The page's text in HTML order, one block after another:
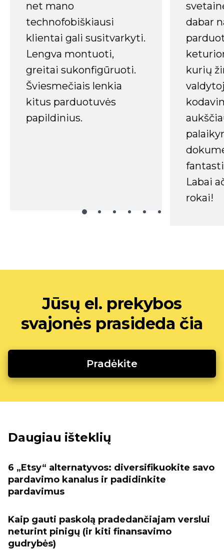
net mano
technofobiškiausi
klientai gali susitvarkyti.
Lengva montuoti,
greitai sukonfigūruoti.
Šviesmečiais lenkia
kitus parduotuvės
papildinius.
dabar
kurių
Labai
rokai!
Jūsų el. prekybos
svajonės prasideda čia
Pradėkite
Daugiau išteklių
6 „Etsy“ alternatyvos: diversifikuokite savo
pardavimo kanalus ir padidinkite
pardavimus
Kaip gauti paskolą pradedančiajam verslui
neturint pinigų (ir kiti finansavimo
gudrybės)